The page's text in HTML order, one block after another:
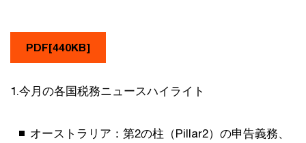
PDF[440KB]
1.今月の各国税務ニュースハイライト
オーストラリア：第2の柱（Pillar2）の申告義務、